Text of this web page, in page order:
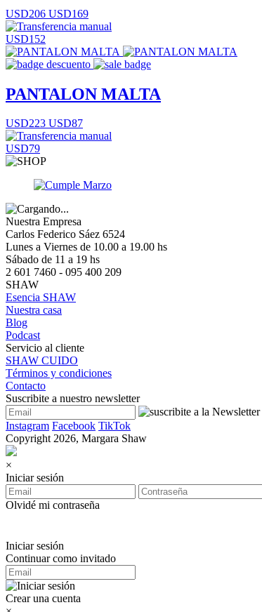
USD206 USD169
USD152
PANTALON MALTA
USD223 USD87
USD79
Nuestra Empresa
Carlos Federico Sáez 6524
Lunes a Viernes de 10.00 a 19.00 hs
Sábado de 11 a 19 hs
2 601 7460 - 095 400 209
SHAW
Esencia SHAW
Nuestra casa
Blog
Podcast
Servicio al cliente
SHAW CUIDO
Términos y condiciones
Contacto
Suscribite a nuestro newsletter
Instagram Facebook TikTok
Copyright 2026, Margara Shaw
×
Iniciar sesión
Olvidé mi contraseña
Iniciar sesión
Continuar como invitado
Crear una cuenta